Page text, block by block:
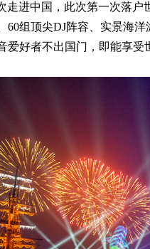
走进中国，此次第一次落
60组顶尖DJ阵容、实景海
爱好者不出国门，即能享受